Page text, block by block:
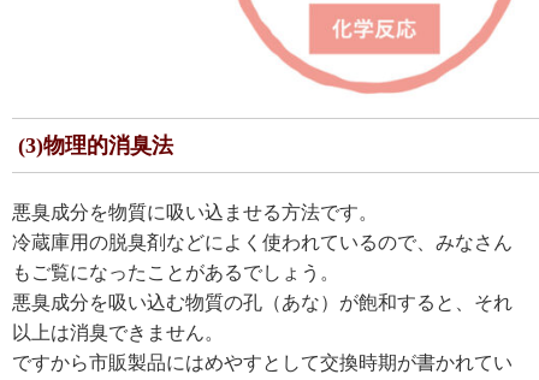
(3)物理的消臭法
悪臭成分を物質に吸い込ませる方法です。
冷蔵庫用の脱臭剤などによく使われているので、みなさん
もご覧になったことがあるでしょう。
悪臭成分を吸い込む物質の孔（あな）が飽和すると、それ
以上は消臭できません。
ですから市販製品にはめやすとして交換時期が書かれてい